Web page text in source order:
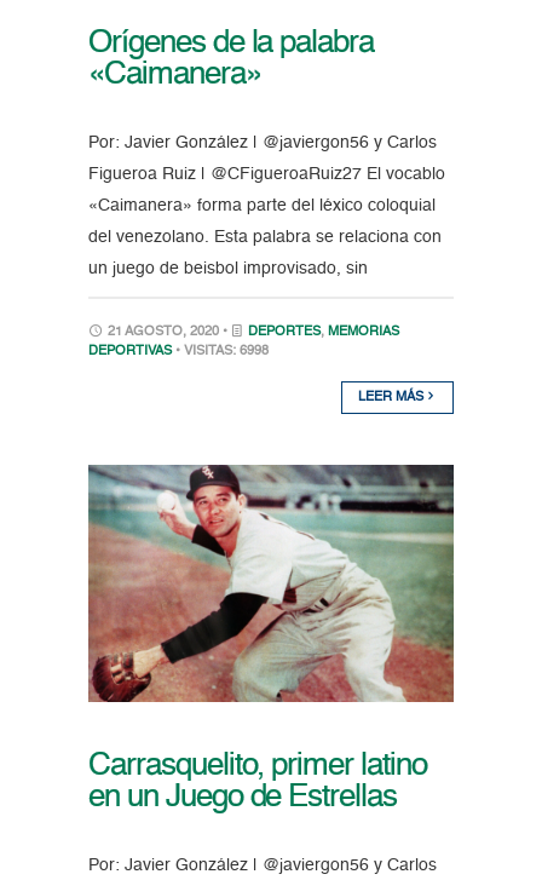
Orígenes de la palabra
«Caimanera»
Por: Javier González | @javiergon56 y Carlos
Figueroa Ruiz | @CFigueroaRuiz27 El vocablo
«Caimanera» forma parte del léxico coloquial
del venezolano. Esta palabra se relaciona con
un juego de beisbol improvisado, sin
21 AGOSTO, 2020 • DEPORTES, MEMORIAS
DEPORTIVAS • VISITAS: 6998
LEER MÁS
Carrasquelito, primer latino
en un Juego de Estrellas
Por: Javier González | @javiergon56 y Carlos